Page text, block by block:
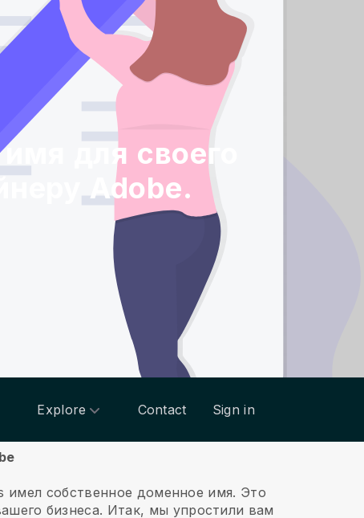
для своего
Adobe.
Explore Contact Sign in
имел собственное доменное имя. Это
бизнеса. Итак, мы упростили вам